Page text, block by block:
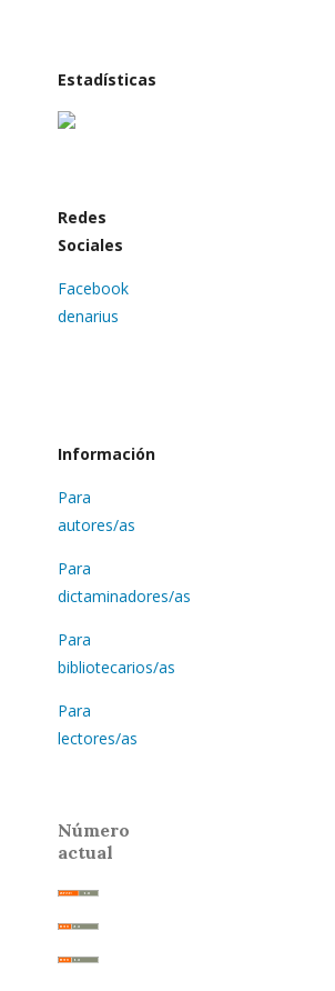
Estadísticas
Redes
Sociales
Facebook
denarius
Información
Para
autores/as
Para
dictaminadores/as
Para
bibliotecarios/as
Para
lectores/as
Número
actual